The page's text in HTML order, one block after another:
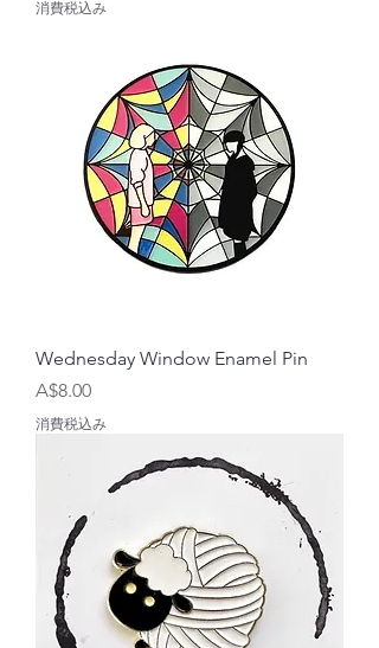
消費税込み
Wednesday Window Enamel Pin
価格
A$8.00
消費税込み